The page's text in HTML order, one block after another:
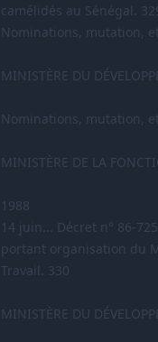
camélidés au Sénégal.
Nominations, mutation,
MINISTÈRE DU
Nominations, mutation,
MINISTÈRE DE LA
1988
14 juin... Décret n° 86-
portant organisation du
Travail. 330
MINISTÈRE DU